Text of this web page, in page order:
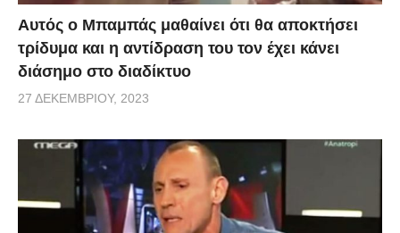
Αυτός ο Μπαμπάς μαθαίνει ότι θα αποκτήσει
τρίδυμα και η αντίδραση του τον έχει κάνει
διάσημο στο διαδίκτυο
27 ΔΕΚΕΜΒΡΊΟΥ, 2023